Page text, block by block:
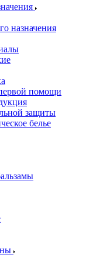
назначения
помощи
защиты
белье